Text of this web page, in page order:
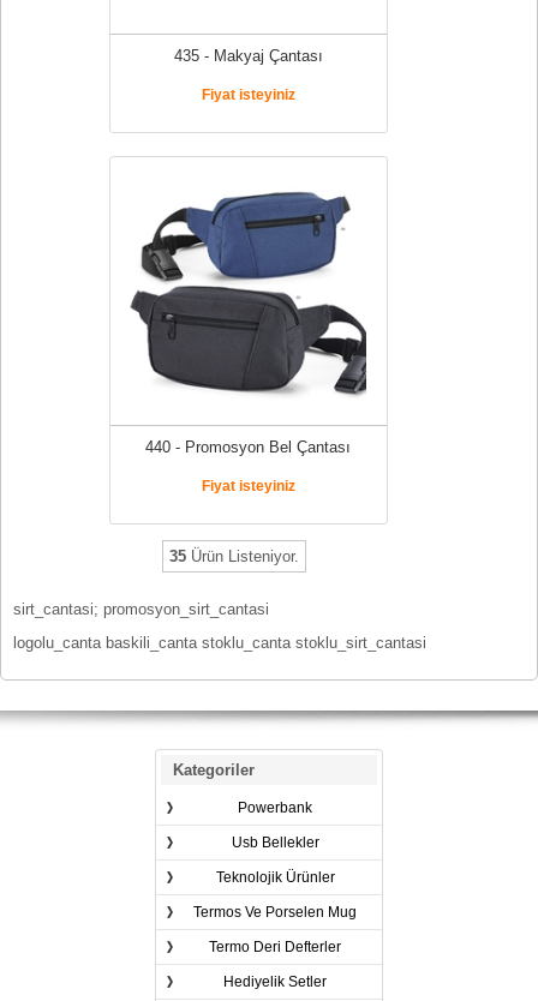
435 - Makyaj Çantası
Fiyat isteyiniz
440 - Promosyon Bel Çantası
Fiyat isteyiniz
35 Ürün Listeniyor.
sirt_cantasi; promosyon_sirt_cantasi
logolu_canta baskili_canta stoklu_canta stoklu_sirt_cantasi
Kategoriler
Powerbank
Usb Bellekler
Teknolojik Ürünler
Termos Ve Porselen Mug
Termo Deri Defterler
Hediyelik Setler